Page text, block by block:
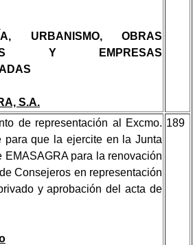
URBANISMO, OBRAS
Y EMPRESAS
S.A.
de representación al Excmo.
para que la ejercite en la Junta
EMASAGRA para la renovación
Consejeros en representación
y aprobación del acta de
189